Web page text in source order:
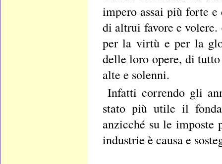
impero assai più forte
di altrui favore e
per la virtù e per la
delle loro opere, di
alte e solenni.
Infatti correndo gli
stato più utile il
anzicché su le
industrie è causa e